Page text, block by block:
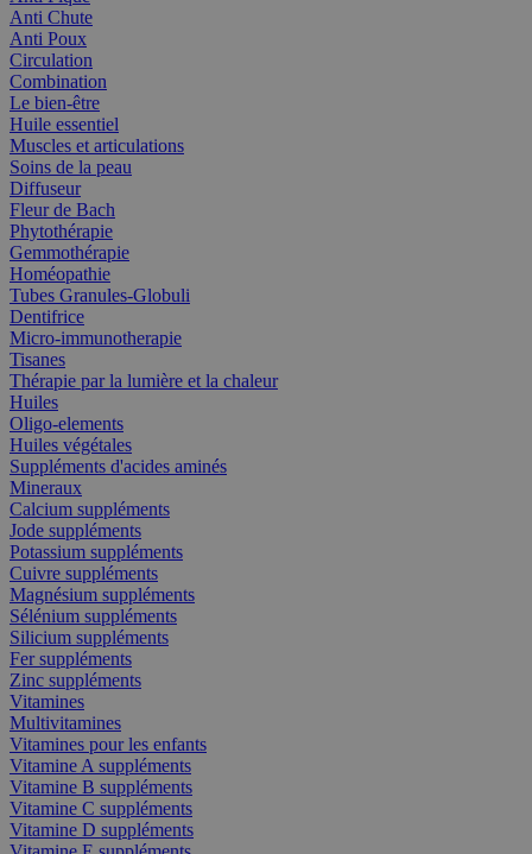
Anti Chute
Anti Poux
Circulation
Combination
Le bien-être
Huile essentiel
Muscles et articulations
Soins de la peau
Diffuseur
Fleur de Bach
Phytothérapie
Gemmothérapie
Homéopathie
Tubes Granules-Globuli
Dentifrice
Micro-immunotherapie
Tisanes
Thérapie par la lumière et la chaleur
Huiles
Oligo-elements
Huiles végétales
Suppléments d'acides aminés
Mineraux
Calcium suppléments
Jode suppléments
Potassium suppléments
Cuivre suppléments
Magnésium suppléments
Sélénium suppléments
Silicium suppléments
Fer suppléments
Zinc suppléments
Vitamines
Multivitamines
Vitamines pour les enfants
Vitamine A suppléments
Vitamine B suppléments
Vitamine C suppléments
Vitamine D suppléments